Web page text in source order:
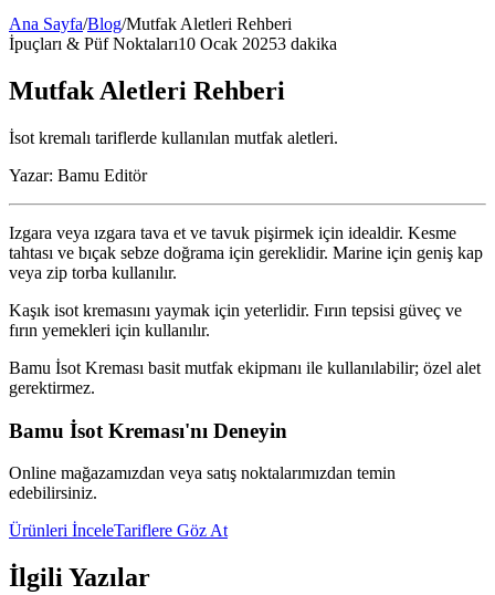
Ana Sayfa/Blog/Mutfak Aletleri Rehberi
İpuçları & Püf Noktaları10 Ocak 20253 dakika
Mutfak Aletleri Rehberi
İsot kremalı tariflerde kullanılan mutfak aletleri.
Yazar: Bamu Editör
Izgara veya ızgara tava et ve tavuk pişirmek için idealdir. Kesme
tahtası ve bıçak sebze doğrama için gereklidir. Marine için geniş kap
veya zip torba kullanılır.
Kaşık isot kremasını yaymak için yeterlidir. Fırın tepsisi güveç ve
fırın yemekleri için kullanılır.
Bamu İsot Kreması basit mutfak ekipmanı ile kullanılabilir; özel alet
gerektirmez.
Bamu İsot Kreması'nı Deneyin
Online mağazamızdan veya satış noktalarımızdan temin
edebilirsiniz.
Ürünleri İnceleTariflere Göz At
İlgili Yazılar